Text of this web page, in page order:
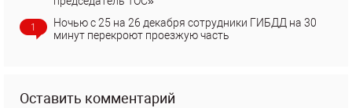
1
Ночью с 25 на 26 декабря сотрудники ГИБДД на 30
минут перекроют проезжую часть
Оставить комментарий